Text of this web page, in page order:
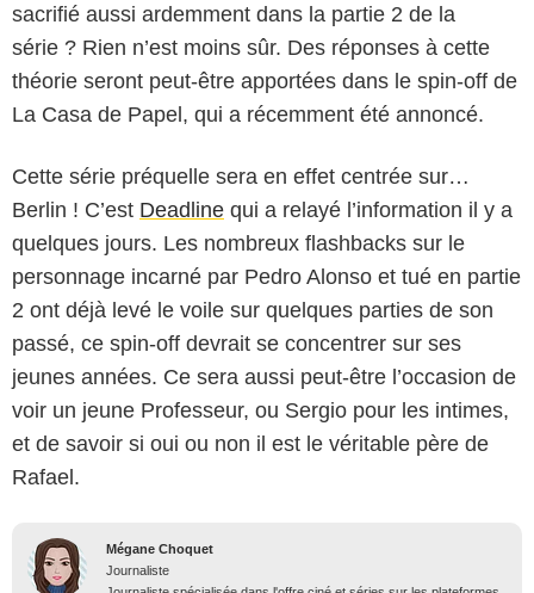
sacrifié aussi ardemment dans la partie 2 de la
série ? Rien n’est moins sûr. Des réponses à cette
théorie seront peut-être apportées dans le spin-off de
La Casa de Papel, qui a récemment été annoncé.
Cette série préquelle sera en effet centrée sur…
Berlin ! C’est Deadline qui a relayé l’information il y a
quelques jours. Les nombreux flashbacks sur le
personnage incarné par Pedro Alonso et tué en partie
2 ont déjà levé le voile sur quelques parties de son
passé, ce spin-off devrait se concentrer sur ses
jeunes années. Ce sera aussi peut-être l’occasion de
voir un jeune Professeur, ou Sergio pour les intimes,
et de savoir si oui ou non il est le véritable père de
Rafael.
Mégane Choquet
Journaliste